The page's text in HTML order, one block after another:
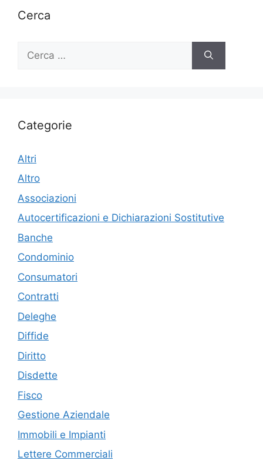
Cerca
per:
Categorie
Altri
Altro
Associazioni
Autocertificazioni e Dichiarazioni Sostitutive
Banche
Condominio
Consumatori
Contratti
Deleghe
Diffide
Diritto
Disdette
Fisco
Gestione Aziendale
Immobili e Impianti
Lettere Commerciali